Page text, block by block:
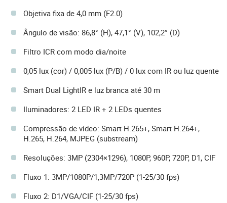
Objetiva fixa de 4,0 mm (F2.0)
Ângulo de visão: 86,8° (H), 47,1° (V), 102,2° (D)
Filtro ICR com modo dia/noite
0,05 lux (cor) / 0,005 lux (P/B) / 0 lux com IR ou luz quente
Smart Dual LightIR e luz branca até 30 m
Iluminadores: 2 LED IR + 2 LEDs quentes
Compressão de vídeo: Smart H.265+, Smart H.264+,
H.265, H.264, MJPEG (substream)
Resoluções: 3MP (2304×1296), 1080P, 960P, 720P, D1, CIF
Fluxo 1: 3MP/1080P/1,3MP/720P (1-25/30 fps)
Fluxo 2: D1/VGA/CIF (1-25/30 fps)